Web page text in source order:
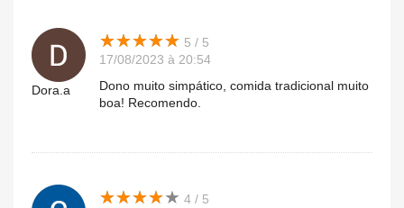
Dora.a
★★★★★
★★★★★ 5 / 5
17/08/2023 à 20:54
Dono muito simpático, comida tradicional muito
boa! Recomendo.
★★★★★
★★★★★ 4 / 5